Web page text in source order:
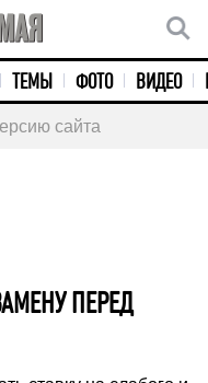
ТЕМЫ ФОТО ВИДЕО
сайта
ПЕРЕД